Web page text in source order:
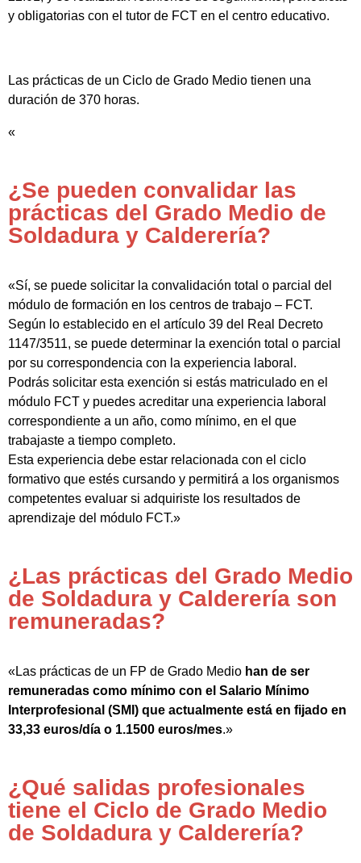
y obligatorias con el tutor de FCT en el centro educativo.
Las prácticas de un Ciclo de Grado Medio tienen una
duración de 370 horas.
«
¿Se pueden convalidar las
prácticas del Grado Medio de
Soldadura y Calderería?
«Sí, se puede solicitar la convalidación total o parcial del
módulo de formación en los centros de trabajo – FCT.
Según lo establecido en el artículo 39 del Real Decreto
1147/3511, se puede determinar la exención total o parcial
por su correspondencia con la experiencia laboral.
Podrás solicitar esta exención si estás matriculado en el
módulo FCT y puedes acreditar una experiencia laboral
correspondiente a un año, como mínimo, en el que
trabajaste a tiempo completo.
Esta experiencia debe estar relacionada con el ciclo
formativo que estés cursando y permitirá a los organismos
competentes evaluar si adquiriste los resultados de
aprendizaje del módulo FCT.»
¿Las prácticas del Grado Medio
de Soldadura y Calderería son
remuneradas?
«Las prácticas de un FP de Grado Medio han de ser
remuneradas como mínimo con el Salario Mínimo
Interprofesional (SMI) que actualmente está en fijado en
33,33 euros/día o 1.1500 euros/mes.»
¿Qué salidas profesionales
tiene el Ciclo de Grado Medio
de Soldadura y Calderería?